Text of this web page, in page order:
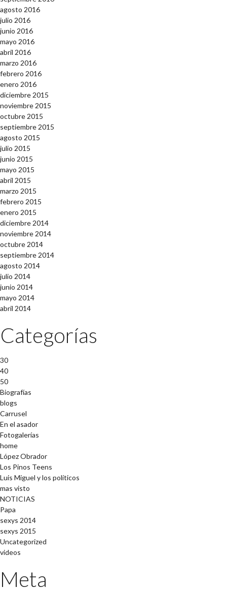
agosto 2016
julio 2016
junio 2016
mayo 2016
abril 2016
marzo 2016
febrero 2016
enero 2016
diciembre 2015
noviembre 2015
octubre 2015
septiembre 2015
agosto 2015
julio 2015
junio 2015
mayo 2015
abril 2015
marzo 2015
febrero 2015
enero 2015
diciembre 2014
noviembre 2014
octubre 2014
septiembre 2014
agosto 2014
julio 2014
junio 2014
mayo 2014
abril 2014
Categorías
30
40
50
Biografías
blogs
Carrusel
En el asador
Fotogalerías
home
López Obrador
Los Pinos Teens
Luis Miguel y los políticos
mas visto
NOTICIAS
Papa
sexys 2014
sexys 2015
Uncategorized
videos
Meta